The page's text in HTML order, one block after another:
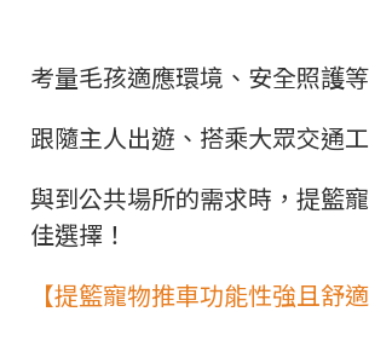
考量毛孩適應環境、安全照護等
跟隨主人出遊、搭乘大眾交通工
與到公共場所的需求時，提籃
佳選擇！
【提籃寵物推車功能性強且舒適